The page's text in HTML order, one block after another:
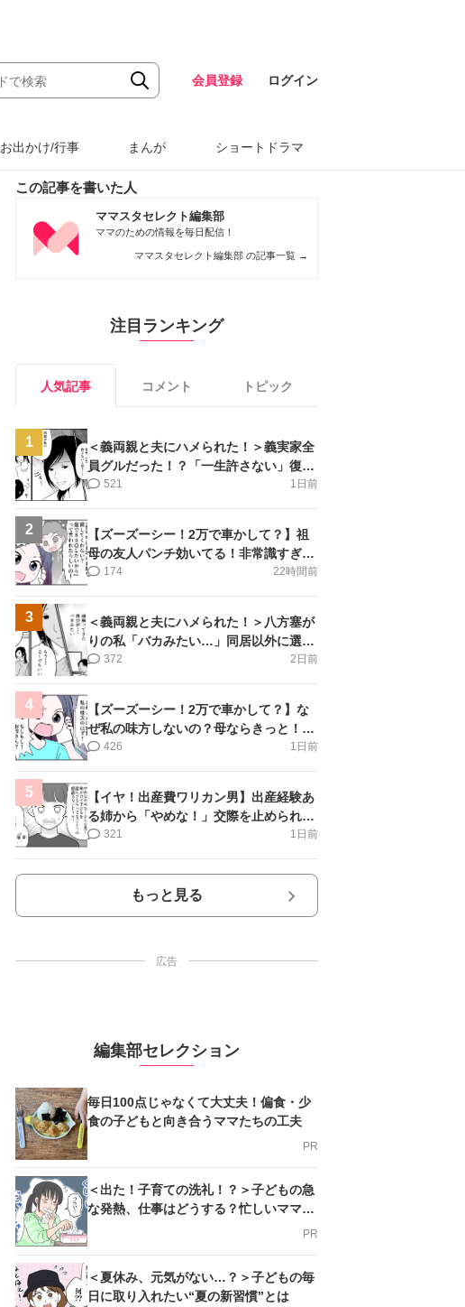
会員登録 ログイン
お出かけ/行事 まんが ショートドラマ
この記事を書いた人
ママスタセレクト編集部
ママのための情報を毎日配信！
ママスタセレクト編集部 の記事一覧 →
注目ランキング
人気記事 コメント トピック
1
＜義両親と夫にハメられた！＞義実家全
員グルだった！？「一生許さない」復讐
誓った私【第6話まんが】
1日前
521
2
【ズーズーシー！2万で車かして？】祖
母の友人パンチ効いてる！非常識すぎ＜
第18話＞#4コマ母道場
22時間前
174
3
＜義両親と夫にハメられた！＞八方塞が
りの私「バカみたい…」同居以外に選択
肢がない【第5話まんが】
2日前
372
4
【ズーズーシー！2万で車かして？】な
ぜ私の味方しないの？母ならきっと！＜
第17話＞#4コマ母道場
1日前
426
5
【イヤ！出産費ワリカン男】出産経験あ
る姉から「やめな！」交際を止められ＜
第12話＞#4コマ母道場
1日前
321
もっと見る
広告
編集部セレクション
毎日100点じゃなくて大丈夫！偏食・少
食の子どもと向き合うママたちの工夫
PR
＜出た！子育ての洗礼！？＞子どもの急
な発熱、仕事はどうする？忙しいママを
PR
＜夏休み、元気がない…？＞子どもの毎
日に取り入れたい“夏の新習慣”とは